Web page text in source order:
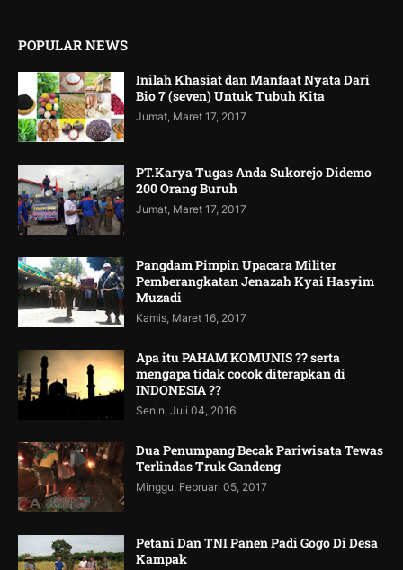
POPULAR NEWS
Inilah Khasiat dan Manfaat Nyata Dari
Bio 7 (seven) Untuk Tubuh Kita
Jumat, Maret 17, 2017
PT.Karya Tugas Anda Sukorejo Didemo
200 Orang Buruh
Jumat, Maret 17, 2017
Pangdam Pimpin Upacara Militer
Pemberangkatan Jenazah Kyai Hasyim
Muzadi
Kamis, Maret 16, 2017
Apa itu PAHAM KOMUNIS ?? serta
mengapa tidak cocok diterapkan di
INDONESIA ??
Senin, Juli 04, 2016
Dua Penumpang Becak Pariwisata Tewas
Terlindas Truk Gandeng
Minggu, Februari 05, 2017
Petani Dan TNI Panen Padi Gogo Di Desa
Kampak